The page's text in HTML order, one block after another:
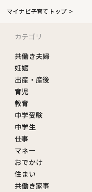
マイナビ子育てトップ
カテゴリ
共働き夫婦
妊娠
出産・産後
育児
教育
中学受験
中学生
仕事
マネー
おでかけ
住まい
共働き家事